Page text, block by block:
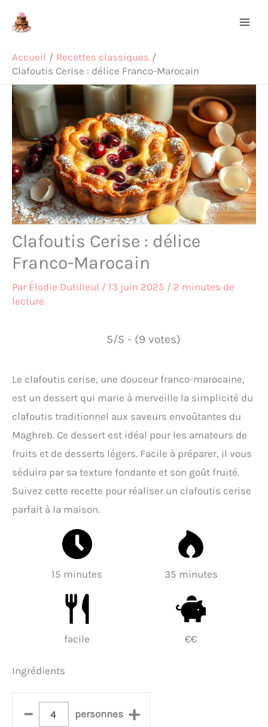
Accueil
Recettes classiques
Clafoutis Cerise : délice Franco-Marocain
Clafoutis Cerise : délice
Franco-Marocain
Par Élodie Dutilleul / 13 juin 2025 / 2 minutes de
lecture
5/5 - (9 votes)
Le clafoutis cerise, une douceur franco-marocaine,
est un dessert qui marie à merveille la simplicité du
clafoutis traditionnel aux saveurs envoûtantes du
Maghreb. Ce dessert est idéal pour les amateurs de
fruits et de desserts légers. Facile à préparer, il vous
séduira par sa texture fondante et son goût fruité.
Suivez cette recette pour réaliser un clafoutis cerise
parfait à la maison.
15 minutes 35 minutes
facile €€
Ingrédients
– personnes +
Rechercher